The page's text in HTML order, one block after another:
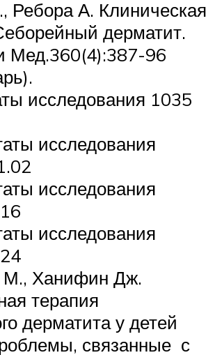
Ребора А. Клиническая
дерматит.
Мед.360(4):387-96
исследования 1035
исследования
исследования
исследования
М., Ханифин Дж.
терапия
дерматита у детей
связанные с